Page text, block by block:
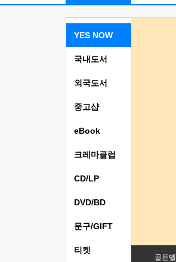
YES NOW
골든
국내도서
외국도서
중고샵
eBook
크레마클럽
CD/LP
DVD/BD
문구/GIFT
티켓